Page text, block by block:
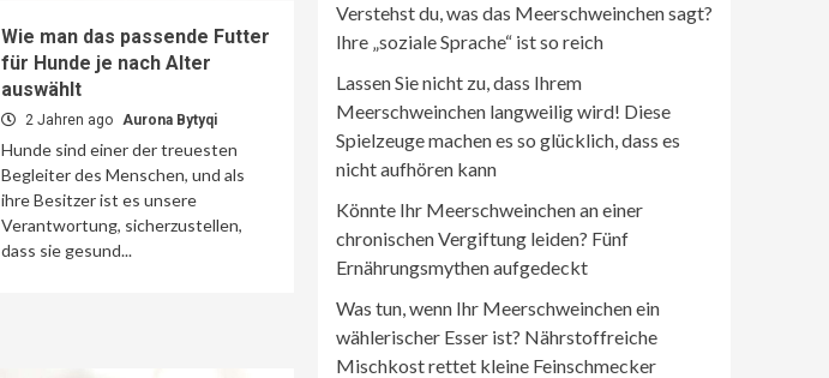
Wie man das passende Futter
für Hunde je nach Alter
auswählt
2 Jahren ago Aurona Bytyqi
Hunde sind einer der treuesten
Begleiter des Menschen, und als
ihre Besitzer ist es unsere
Verantwortung, sicherzustellen,
dass sie gesund...
Verstehst du, was das Meerschweinchen sagt?
Ihre „soziale Sprache“ ist so reich
Lassen Sie nicht zu, dass Ihrem
Meerschweinchen langweilig wird! Diese
Spielzeuge machen es so glücklich, dass es
nicht aufhören kann
Könnte Ihr Meerschweinchen an einer
chronischen Vergiftung leiden? Fünf
Ernährungsmythen aufgedeckt
Was tun, wenn Ihr Meerschweinchen ein
wählerischer Esser ist? Nährstoffreiche
Mischkost rettet kleine Feinschmecker